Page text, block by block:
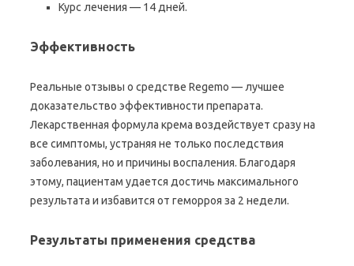
Курс лечения — 14 дней.
Эффективность
Реальные отзывы о средстве Regemo — лучшее
доказательство эффективности препарата.
Лекарственная формула крема воздействует сразу на
все симптомы, устраняя не только последствия
заболевания, но и причины воспаления. Благодаря
этому, пациентам удается достичь максимального
результата и избавится от геморроя за 2 недели.
Результаты применения средства